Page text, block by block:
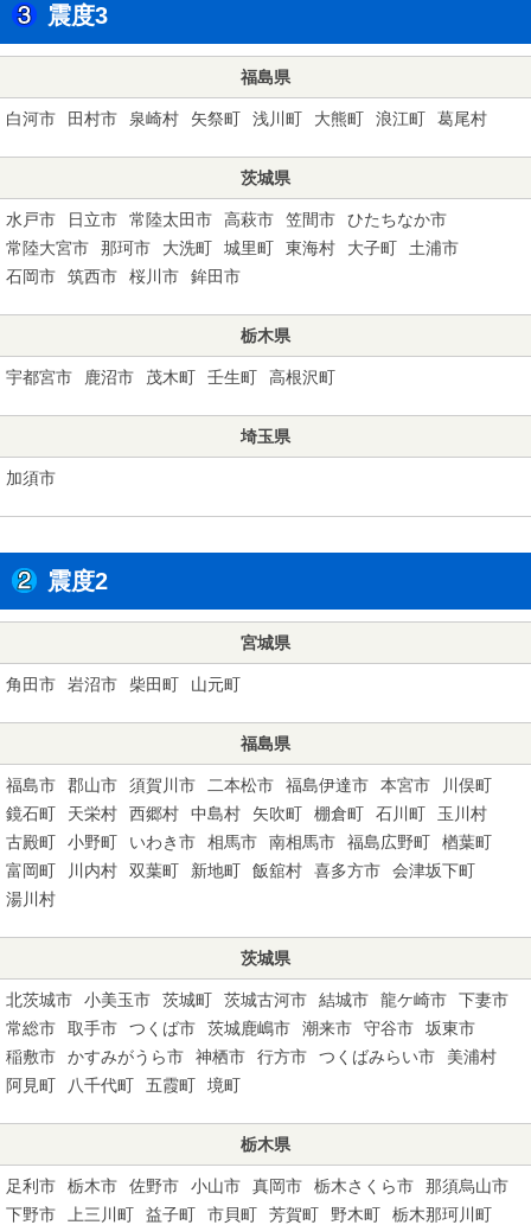
震度3
福島県
白河市 田村市 泉崎村 矢祭町 浅川町 大熊町 浪江町 葛尾村
茨城県
水戸市 日立市 常陸太田市 高萩市 笠間市
ひたちなか市
常陸大宮市
那珂市 大洗町 城里町 東海村 大子町
土浦市
石岡市
筑西市 桜川市 鉾田市
栃木県
宇都宮市 鹿沼市 茂木町 壬生町 高根沢町
埼玉県
加須市
震度2
宮城県
角田市 岩沼市 柴田町 山元町
福島県
福島市 郡山市 須賀川市 二本松市 福島伊達市 本宮市
川俣町
鏡石町
天栄村 西郷村 中島村 矢吹町 棚倉町 石川町
玉川村
古殿町
小野町 いわき市 相馬市 南相馬市 福島広野町
楢葉町
富岡町
川内村 双葉町 新地町 飯舘村 喜多方市
会津坂下町
湯川村
茨城県
北茨城市 小美玉市 茨城町 茨城古河市 結城市 龍ケ崎市
下妻市
常総市
取手市 つくば市 茨城鹿嶋市 潮来市 守谷市
坂東市
稲敷市
かすみがうら市 神栖市 行方市 つくばみらい市
美浦村
阿見町
八千代町 五霞町 境町
栃木県
足利市 栃木市 佐野市 小山市 真岡市 栃木さくら市
那須烏山市
下野市
上三川町 益子町 市貝町 芳賀町 野木町
栃木那珂川町